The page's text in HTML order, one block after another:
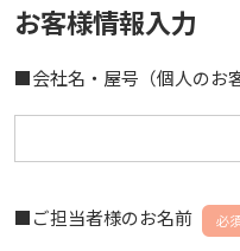
お客様情報入力
■会社名・屋号（個人のお
■ご担当者様のお名前 必